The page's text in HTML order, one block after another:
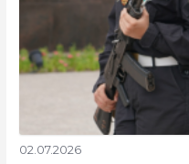
02.07.2026